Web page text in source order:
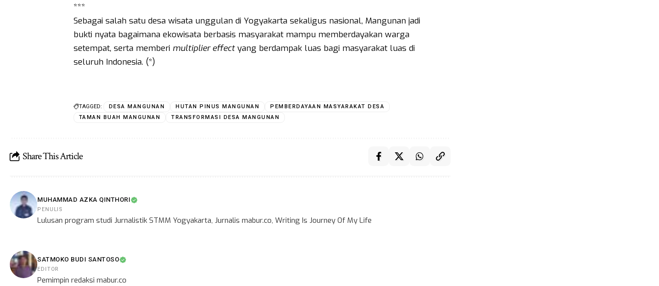
***
Sebagai salah satu desa wisata unggulan di Yogyakarta sekaligus nasional, Mangunan jadi
bukti nyata bagaimana ekowisata berbasis masyarakat mampu memberdayakan warga
setempat, serta memberi multiplier effectyang berdampak luas bagi masyarakat luas di
seluruh Indonesia. (*)
TAGGED: DESA MANGUNAN HUTAN PINUS MANGUNAN
PEMBERDAYAAN MASYARAKAT DESA
TAMAN BUAH MANGUNAN
TRANSFORMASI DESA MANGUNAN
Share This Article
MUHAMMAD AZKA QINTHORI
PENULIS
Lulusan program studi Jurnalistik STMM Yogyakarta, Jurnalis mabur.co, Writing Is Journey Of My Life
SATMOKO BUDI SANTOSO
EDITOR
Pemimpin redaksi mabur.co